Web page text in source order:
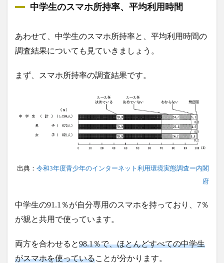
中学生のスマホ所持率、平均利用時間
あわせて、中学生のスマホ所持率と、平均利用時間の
調査結果についても見ていきましょう。
まず、スマホ所持率の調査結果です。
出典： 令和3年度青少年のインターネット利用環境実態調査ー内閣
府
中学生の91.1％が自分専用のスマホを持っており、7％
が親と共用で使っています。
両方を合わせると98.1％で、ほとんどすべての中学生
がスマホを使っていることが分かります。